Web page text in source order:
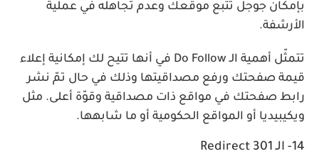
بإمكان جوجل تتبع موقعك وعدم تجاهله في عملية
الأرشفة.
تتمثّل أهمية الـ Do Follow في أنها تتيح لك إمكانية إعلاء
قيمة صفحتك ورفع مصداقيتها وذلك في حال تمّ نشر
رابط صفحتك في مواقع ذات مصداقية وقوّة أعلى. مثل
ويكيبيديا أو المواقع الحكومية أو ما شابهها.
14- الـ 301 Redirect